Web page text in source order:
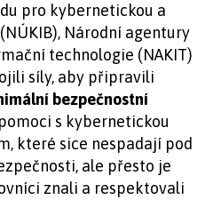
pro kybernetickou a
Národní agentury
technologie (NAKIT)
síly, aby připravili
bezpečnostní
s kybernetickou
které sice nespadají pod
ale přesto je
znali a respektovali